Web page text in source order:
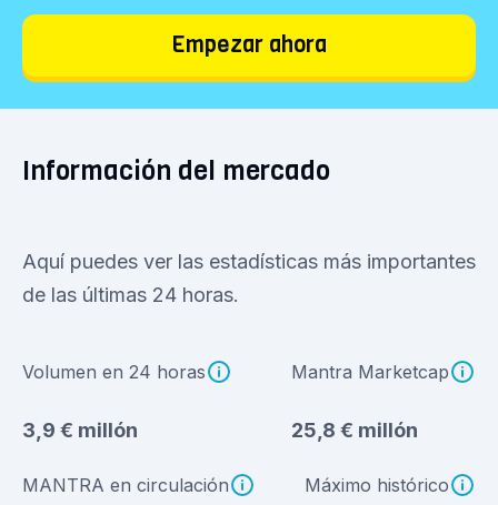
Empezar ahora
Información del mercado
Aquí puedes ver las estadísticas más importantes
de las últimas 24 horas.
Volumen en 24 horas
3,9 € millón
Mantra Marketcap
25,8 € millón
MANTRA en circulación Máximo histórico